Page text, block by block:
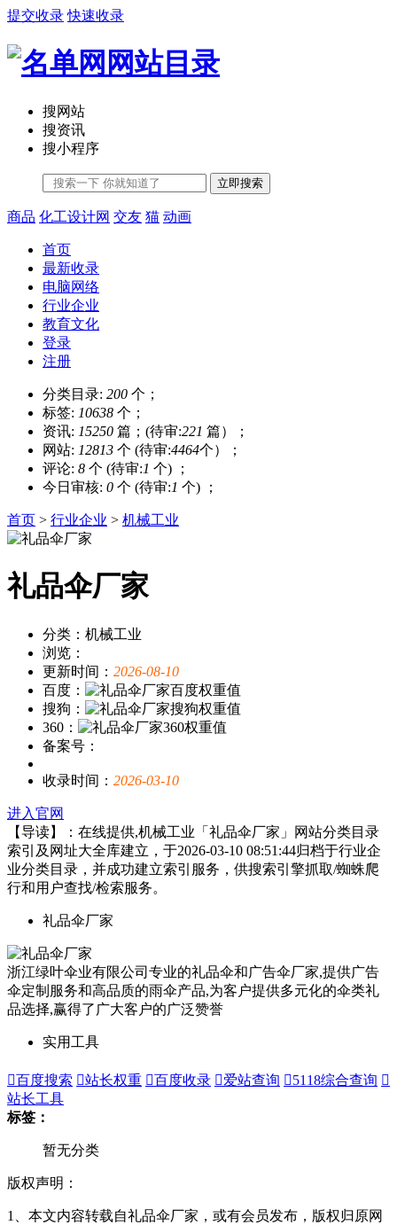
提交收录 快速收录
搜网站
搜资讯
搜小程序
立即搜索
商品 化工设计网 交友 猫 动画
首页
最新收录
电脑网络
行业企业
教育文化
登录
注册
分类目录: 200 个；
标签: 10638 个；
资讯: 15250 篇；(待审:221 篇）；
网站: 12813 个 (待审:4464个）；
评论: 8 个 (待审:1 个) ；
今日审核: 0 个 (待审:1 个) ；
首页 > 行业企业 > 机械工业
礼品伞厂家
分类：机械工业
浏览：
更新时间： 2026-08-10
百度：
搜狗：
360：
备案号：
收录时间： 2026-03-10
进入官网
【导读】：在线提供,机械工业「礼品伞厂家」网站分类目录
索引及网址大全库建立，于2026-03-10 08:51:44归档于行业企
业分类目录，并成功建立索引服务，供搜索引擎抓取/蜘蛛爬
行和用户查找/检索服务。
礼品伞厂家
浙江绿叶伞业有限公司专业的礼品伞和广告伞厂家,提供广告
伞定制服务和高品质的雨伞产品,为客户提供多元化的伞类礼
品选择,赢得了广大客户的广泛赞誉
实用工具
百度搜索 站长权重 百度收录 爱站查询 5118综合查询 
站长工具
标签：
暂无分类
版权声明：
1、本文内容转载自礼品伞厂家，或有会员发布，版权归原网